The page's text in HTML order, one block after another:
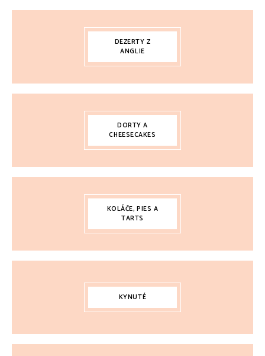
DEZERTY Z
ANGLIE
DORTY A
CHEESECAKES
KOLÁČE, PIES A
TARTS
KYNUTÉ